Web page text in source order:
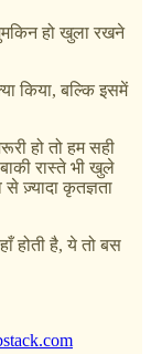
हो खुला रखने
किया, बल्कि इसमें
हो तो हम सही
रास्ते भी खुले
ज़्यादा कृतज्ञता
होती है, ये तो बस